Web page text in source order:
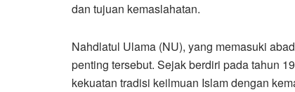
dan tujuan kemaslahatan.
Nahdlatul Ulama (NU), yang memasuki
penting tersebut. Sejak berdiri pada tahun
kekuatan tradisi keilmuan Islam dengan